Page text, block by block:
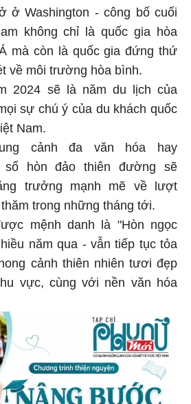
ở Washington - công bố cuối
không chỉ là quốc gia hòa
mà còn là quốc gia đứng thứ
về môi trường hòa bình.
2024 sẽ là năm du lịch của
sự chú ý của du khách quốc
Nam.
cảnh đa văn hóa hay
số hòn đảo thiên đường sẽ
trưởng mạnh mẽ về lượt
trong những tháng tới.
mệnh danh là "Hòn ngọc
năm qua - vẫn tiếp tục tỏa
cảnh thiên nhiên tươi đẹp
vực, cùng với nền văn hóa